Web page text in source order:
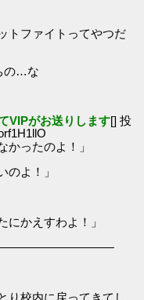
トファイトってやつだ
の…な
VIPがお送りします[] 投
かったのよ！」
のよ！」
にかえすわよ！」